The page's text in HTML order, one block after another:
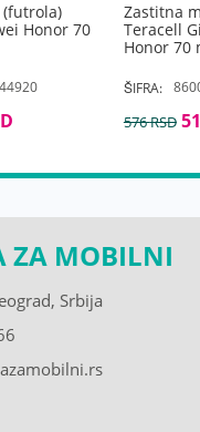
(futrola)
Honor 70
Zastitna
Teracell
Honor 70
ŠIFRA:
576RSD
ZA MOBILNI
Srbija